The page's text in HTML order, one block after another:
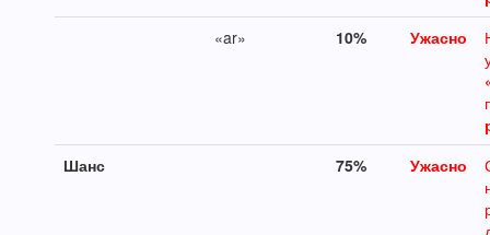
«ar»
10% Ужасно
Шанс
75% Ужасно